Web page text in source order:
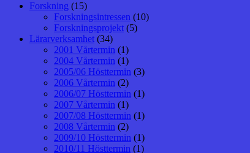
Forskning (15)
Forskningsintressen (10)
Forskningsprojekt (5)
Lärarverksamhet (34)
2001 Vårtermin (1)
2004 Vårtermin (1)
2005/06 Hösttermin (3)
2006 Vårtermin (2)
2006/07 Hösttermin (1)
2007 Vårtermin (1)
2007/08 Hösttermin (1)
2008 Vårtermin (2)
2009/10 Hösttermin (1)
2010/11 Hösttermin (1)